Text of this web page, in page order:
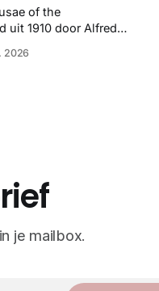
of the
uit 1910 door Alfred
binnen de mariene
van Mayer zelf.
2026
je mailbox.